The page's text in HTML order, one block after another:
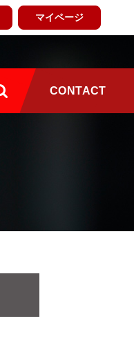
マイページ
CONTACT